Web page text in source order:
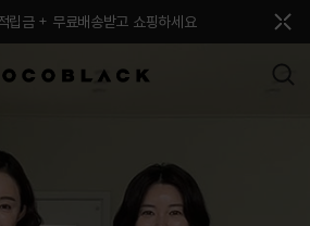
금 + 무료배송받고 쇼핑하세요